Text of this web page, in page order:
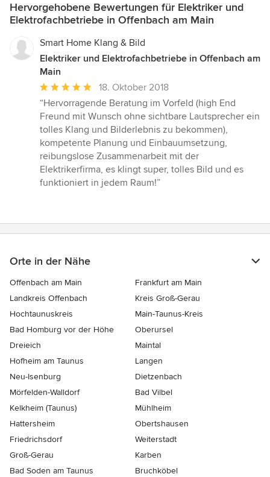
Hervorgehobene Bewertungen für Elektriker und
Elektrofachbetriebe in Offenbach am Main
Smart Home Klang & Bild
Elektriker und Elektrofachbetriebe in Offenbach am
Main
Durchschnittliche
Bewertung:
5
von
5
Sternen
18. Oktober 2018
“Hervorragende Beratung im Vorfeld (high End
Freund mit Wunsch ohne sichtbare Lautsprecher ein
tolles Klang und Bilderlebnis zu bekommen),
kompetente Planung und Einbauumsetzung,
reibungslose Zusammenarbeit mit der
Elektrikerfirma, es klingt super, tolles Bild und es
funktioniert in jedem Raum!”
Orte in der Nähe
Offenbach am Main
Frankfurt am Main
Landkreis Offenbach
Kreis Groß-Gerau
Hochtaunuskreis
Main-Taunus-Kreis
Bad Homburg vor der Höhe
Oberursel
Dreieich
Maintal
Hofheim am Taunus
Langen
Neu-Isenburg
Dietzenbach
Mörfelden-Walldorf
Bad Vilbel
Kelkheim (Taunus)
Mühlheim
Hattersheim
Obertshausen
Friedrichsdorf
Weiterstadt
Groß-Gerau
Karben
Bad Soden am Taunus
Bruchköbel